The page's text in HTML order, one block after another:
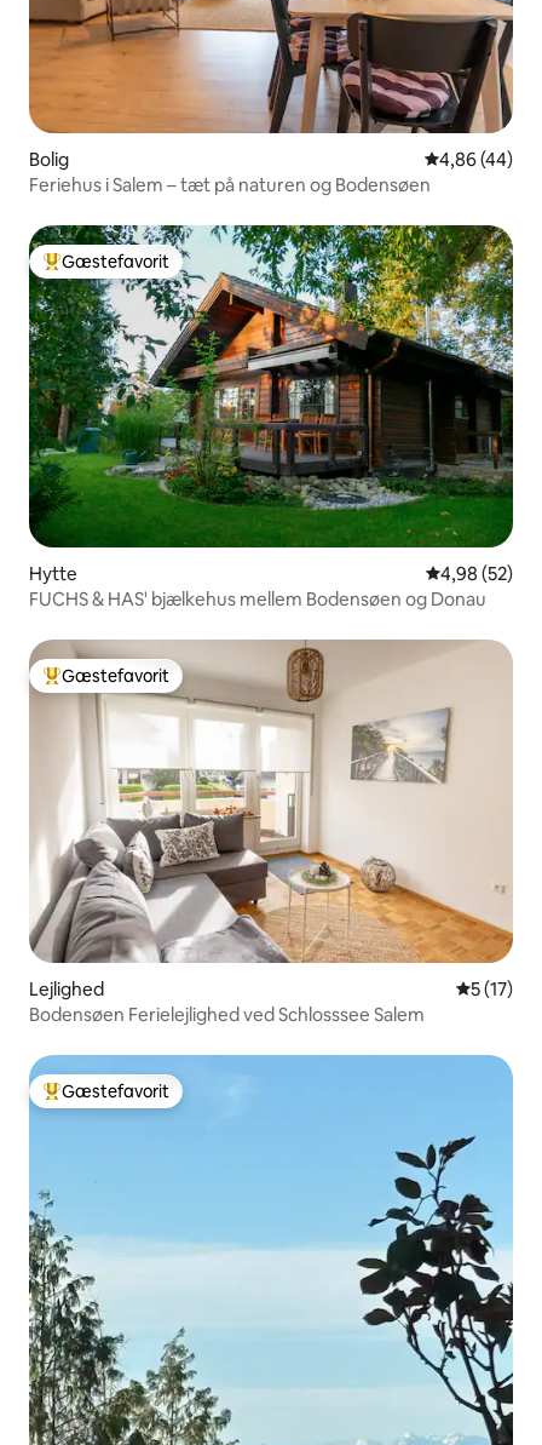
Bolig 4,86 ud af 5 i
4,86 (44)
Feriehus i Salem – tæt på naturen og Bodensøen
Bedste gæstefavorit
Gæstefavorit
Hytte 4,98 ud af 5 i
4,98 (52)
FUCHS & HAS' bjælkehus mellem Bodensøen og Donau
Bedste gæstefavorit
Gæstefavorit
Lejlighed 5 ud af 5
5 (17)
Bodensøen Ferielejlighed ved Schlosssee Salem
Bedste gæstefavorit
Gæstefavorit